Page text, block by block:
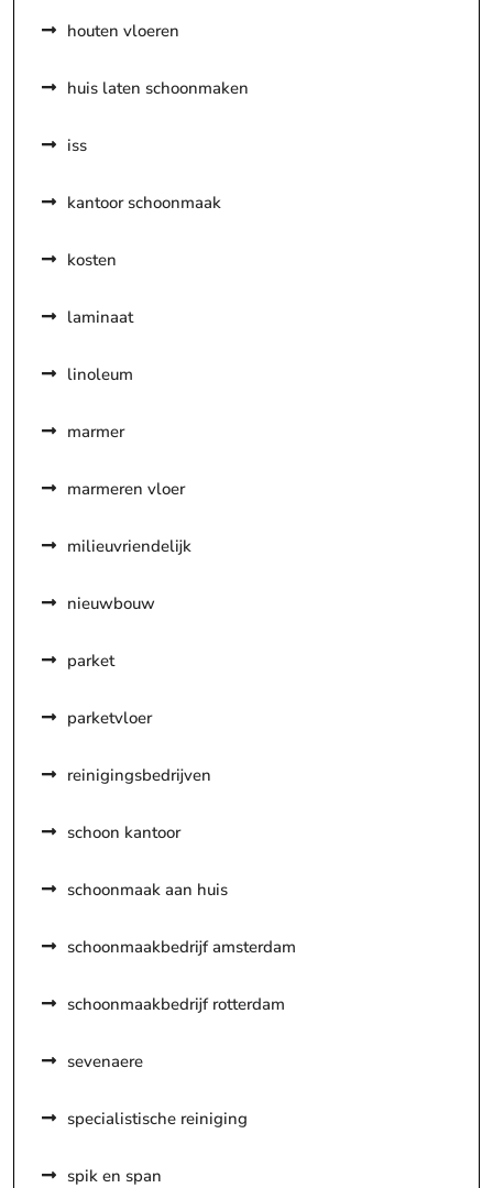
houten vloeren
huis laten schoonmaken
iss
kantoor schoonmaak
kosten
laminaat
linoleum
marmer
marmeren vloer
milieuvriendelijk
nieuwbouw
parket
parketvloer
reinigingsbedrijven
schoon kantoor
schoonmaak aan huis
schoonmaakbedrijf amsterdam
schoonmaakbedrijf rotterdam
sevenaere
specialistische reiniging
spik en span